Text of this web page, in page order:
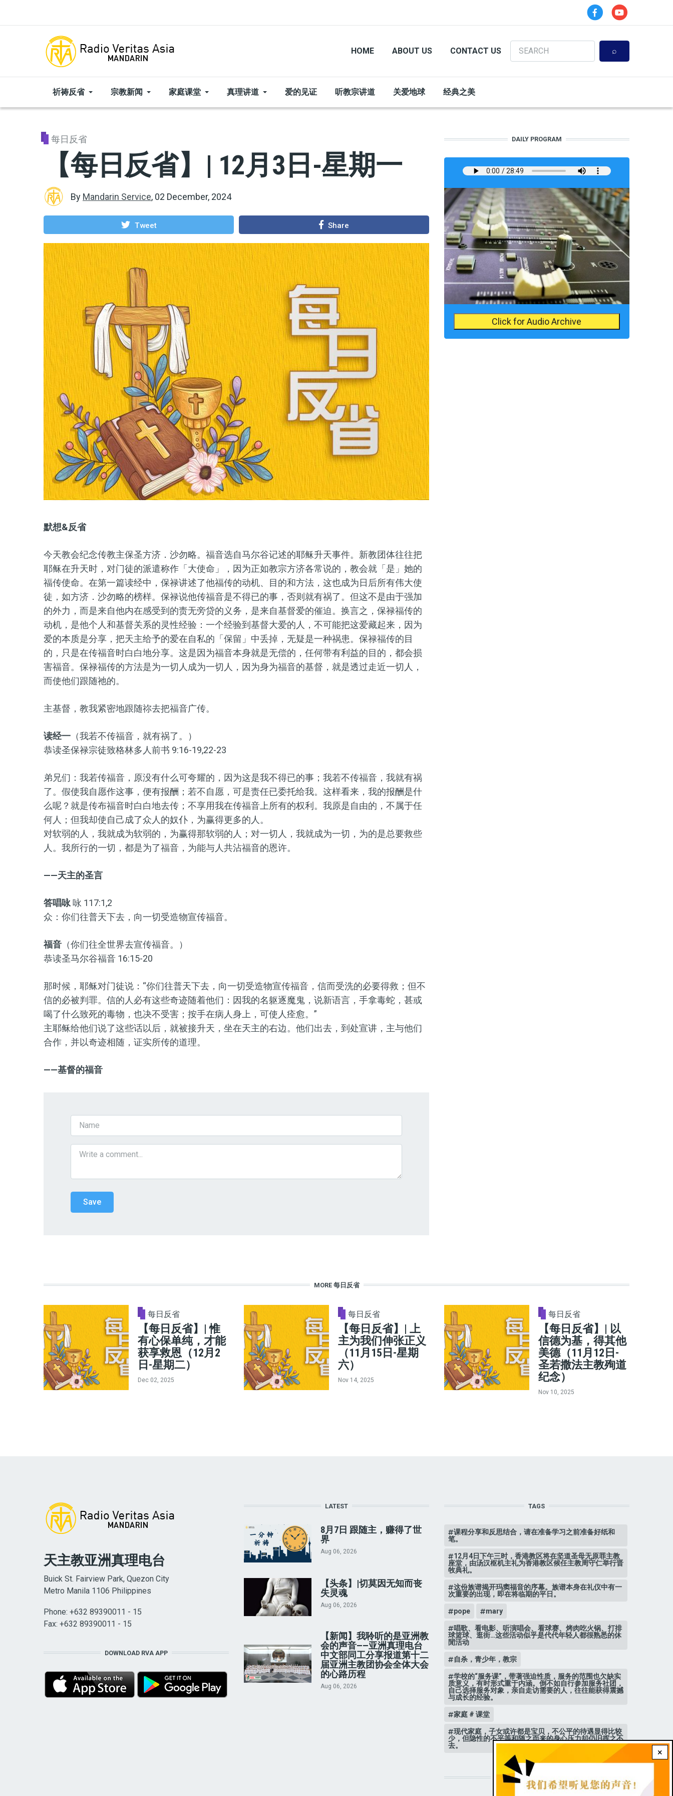
HOME ABOUT US CONTACT US
Search
祈祷反省 宗教新闻 家庭课堂 真理讲道 爱的见证 听教宗讲道 关爱地球 经典之美
每日反省
【每日反省】| 12月3日-星期一
By Mandarin Service, 02 December, 2024
Tweet Share
默想&反省
今天教会纪念传教主保圣方济．沙勿略。福音选自马尔谷记述的耶稣升天事件。新教团体往往把
耶稣在升天时，对门徒的派遣称作「大使命」，因为正如教宗方济各常说的，教会就「是」她的
福传使命。在第一篇读经中，保禄讲述了他福传的动机、目的和方法，这也成为日后所有伟大使
徒，如方济．沙勿略的榜样。保禄说他传福音是不得已的事，否则就有祸了。但这不是由于强加
的外力，而是来自他内在感受到的责无旁贷的义务，是来自基督爱的催迫。换言之，保禄福传的
动机，是他个人和基督关系的灵性经验：一个经验到基督大爱的人，不可能把这爱藏起来，因为
爱的本质是分享，把天主给予的爱在自私的「保留」中丢掉，无疑是一种祸患。保禄福传的目
的，只是在传福音时白白地分享。这是因为福音本身就是无偿的，任何带有利益的目的，都会损
害福音。保禄福传的方法是为一切人成为一切人，因为身为福音的基督，就是透过走近一切人，
而使他们跟随祂的。
主基督，教我紧密地跟随祢去把福音广传。
读经一 （我若不传福音，就有祸了。）
恭读圣保禄宗徒致格林多人前书 9:16-19,22-23
弟兄们：我若传福音，原没有什么可夸耀的，因为这是我不得已的事；我若不传福音，我就有祸
了。假使我自愿作这事，便有报酬；若不自愿，可是责任已委托给我。这样看来，我的报酬是什
么呢？就是传布福音时白白地去传；不享用我在传福音上所有的权利。我原是自由的，不属于任
何人；但我却使自己成了众人的奴仆，为赢得更多的人。
对软弱的人，我就成为软弱的，为赢得那软弱的人；对一切人，我就成为一切，为的是总要救些
人。我所行的一切，都是为了福音，为能与人共沾福音的恩许。
——天主的圣言
答唱咏咏 117:1,2
众：你们往普天下去，向一切受造物宣传福音。
福音 （你们往全世界去宣传福音。）
恭读圣马尔谷福音 16:15-20
那时候，耶稣对门徒说：“你们往普天下去，向一切受造物宣传福音，信而受洗的必要得救；但不
信的必被判罪。信的人必有这些奇迹随着他们：因我的名躯逐魔鬼，说新语言，手拿毒蛇，甚或
喝了什么致死的毒物，也决不受害；按手在病人身上，可使人痊愈。”
主耶稣给他们说了这些话以后，就被接升天，坐在天主的右边。他们出去，到处宣讲，主与他们
合作，并以奇迹相随，证实所传的道理。
——基督的福音
DAILY PROGRAM
Click for Audio Archive
MORE 每日反省
每日反省
【每日反省】| 惟
有心保单纯，才能
获享救恩（12月2
日-星期二）
Dec 02, 2025
每日反省
【每日反省】| 上
主为我们伸张正义
（11月15日-星期
六）
Nov 14, 2025
每日反省
【每日反省】| 以
信德为基，得其他
美德（11月12日-
圣若撒法主教殉道
纪念）
Nov 10, 2025
×
天主教亚洲真理电台
Buick St. Fairview Park, Quezon City
Metro Manila 1106 Philippines
Phone: +632 89390011 - 15
Fax: +632 89390011 - 15
DOWNLOAD RVA APP
LATEST
8月7日 跟随主，赚得了世
界
Aug 06, 2026
【头条】|切莫因无知而丧
失灵魂
Aug 06, 2026
【新闻】我聆听的是亚洲教
会的声音——亚洲真理电台
中文部同工分享报道第十二
届亚洲主教团协会全体大会
的心路历程
Aug 06, 2026
TAGS
课程分享和反思结合，请在准备学习之前准备好纸和
笔。
12月4日下午三时，香港教区将在坚道圣母无原罪主教
座堂，由汤汉枢机主礼为香港教区候任主教周守仁举行晋
牧典礼。
这份族谱揭开玛窦福音的序幕。族谱本身在礼仪中有一
次重要的出现，即在将临期的平日。
pope mary
唱歌、看电影、听演唱会、看球赛、烤肉吃火锅、打排
球篮球、逛街…这些活动似乎是代代年轻人都很熟悉的休
閒活动
自杀，青少年，教宗
学校的“服务课”，带著强迫性质，服务的范围也欠缺实
质意义，有时形式重于内涵。倒不如自行参加服务社团，
自己选择服务对象，亲自走访需要的人，往往能获得震撼
与成长的经验。
家庭 # 课堂
现代家庭，子女或许都是宝贝，不公平的待遇显得比较
少，但隐性的不平等和随之而来的身心压力却仍旧挥之不
去。
STAY CONNECTED WITH US!